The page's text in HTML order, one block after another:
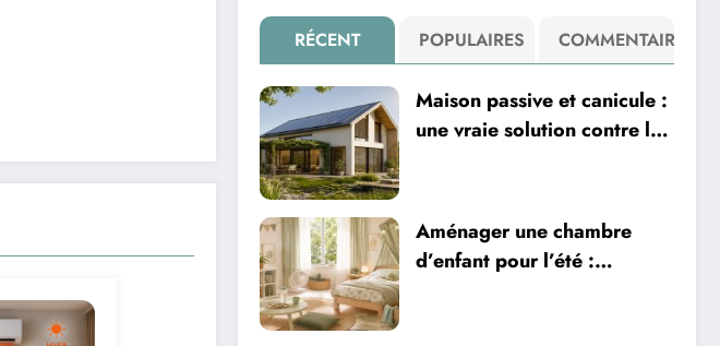
RÉCENT POPULAIRES COMMENTAIRE
Maison passive et canicule :
une vraie solution contre la
Aménager une chambre
d’enfant pour l’été :